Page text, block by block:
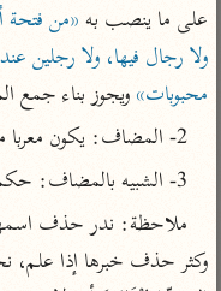
اشترك لتصلك أخبار
راسلنا
تعليمات
على ما ينصب به «من فتحة
محبوبات» ويجوز بناء جمع
2- المضاف: يكون معربا منصوبا.
3- الشبيه بالمضاف: حكمه أيضا أن يكون معربا منصوبا.
ملاحظة: ندر حذف
وكثر حذف خبرها إذا علم،